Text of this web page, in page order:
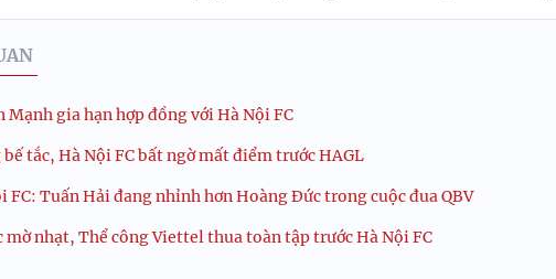
Mạnh gia hạn hợp đồng với Hà Nội FC
tắc, Hà Nội FC bất ngờ mất điểm trước HAGL
FC: Tuấn Hải đang nhỉnh hơn Hoàng Đức trong cuộc đua QBV
mờ nhạt, Thể công Viettel thua toàn tập trước Hà Nội FC